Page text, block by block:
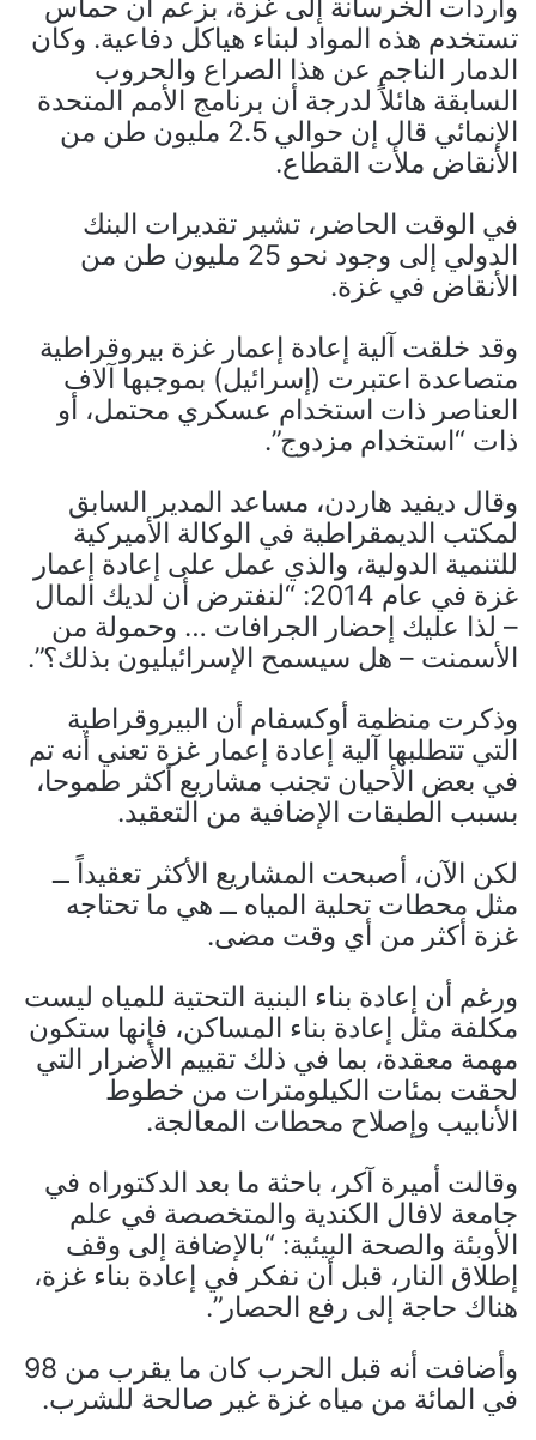
واردات الخرسانة إلى غزة، بزعم أن حماس
تستخدم هذه المواد لبناء هياكل دفاعية. وكان
الدمار الناجم عن هذا الصراع والحروب
السابقة هائلاً لدرجة أن برنامج الأمم المتحدة
الإنمائي قال إن حوالي 2.5 مليون طن من
الأنقاض ملأت القطاع.
في الوقت الحاضر، تشير تقديرات البنك
الدولي إلى وجود نحو 25 مليون طن من
الأنقاض في غزة.
وقد خلقت آلية إعادة إعمار غزة بيروقراطية
متصاعدة اعتبرت (إسرائيل) بموجبها آلاف
العناصر ذات استخدام عسكري محتمل، أو
ذات “استخدام مزدوج”.
وقال ديفيد هاردن، مساعد المدير السابق
لمكتب الديمقراطية في الوكالة الأميركية
للتنمية الدولية، والذي عمل على إعادة إعمار
غزة في عام 2014: “لنفترض أن لديك المال
– لذا عليك إحضار الجرافات … وحمولة من
الأسمنت – هل سيسمح الإسرائيليون بذلك؟”.
وذكرت منظمة أوكسفام أن البيروقراطية
التي تتطلبها آلية إعادة إعمار غزة تعني أنه تم
في بعض الأحيان تجنب مشاريع أكثر طموحا،
بسبب الطبقات الإضافية من التعقيد.
لكن الآن، أصبحت المشاريع الأكثر تعقيداً ــ
مثل محطات تحلية المياه ــ هي ما تحتاجه
غزة أكثر من أي وقت مضى.
ورغم أن إعادة بناء البنية التحتية للمياه ليست
مكلفة مثل إعادة بناء المساكن، فإنها ستكون
مهمة معقدة، بما في ذلك تقييم الأضرار التي
لحقت بمئات الكيلومترات من خطوط
الأنابيب وإصلاح محطات المعالجة.
وقالت أميرة آكر، باحثة ما بعد الدكتوراه في
جامعة لافال الكندية والمتخصصة في علم
الأوبئة والصحة البيئية: “بالإضافة إلى وقف
إطلاق النار، قبل أن نفكر في إعادة بناء غزة،
هناك حاجة إلى رفع الحصار”.
وأضافت أنه قبل الحرب كان ما يقرب من 98
في المائة من مياه غزة غير صالحة للشرب.